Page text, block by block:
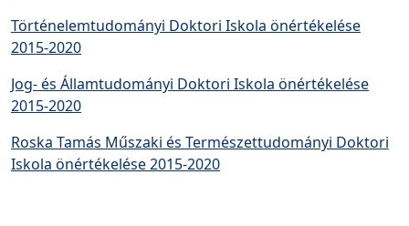
Történelemtudományi Doktori Iskola önértékelése
2015-2020
Jog- és Államtudományi Doktori Iskola önértékelése
2015-2020
Roska Tamás Műszaki és Természettudományi Doktori
Iskola önértékelése 2015-2020